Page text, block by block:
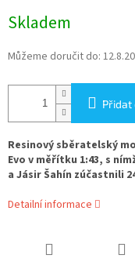
cena:
Skladem
Můžeme doručit do:
Přidat
Resinový sběratelský
Evo v měřítku 1:43, s
a Jásir Šahín zúčastnili
Detailní informace